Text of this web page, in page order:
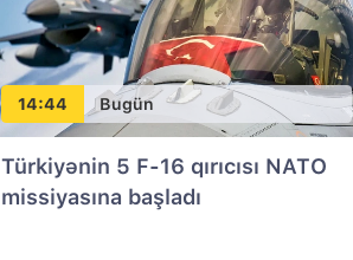
14:44 Bugün
Türkiyənin 5 F-16 qırıcısı NATO
missiyasına başladı